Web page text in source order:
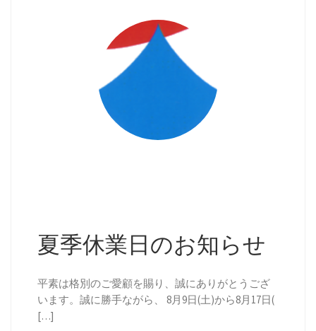
夏季休業日のお知らせ
平素は格別のご愛顧を賜り、誠にありがとうござ
います。誠に勝手ながら、 8月9日(土)から8月17日(
[…]